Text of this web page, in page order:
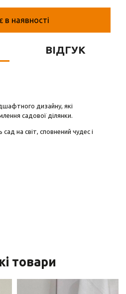
в наявності
ВІДГУК
дизайну, які
садової ділянки.
на світ, сповнений чудес і
товари